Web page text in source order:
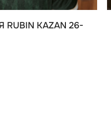
KAZAN 26-